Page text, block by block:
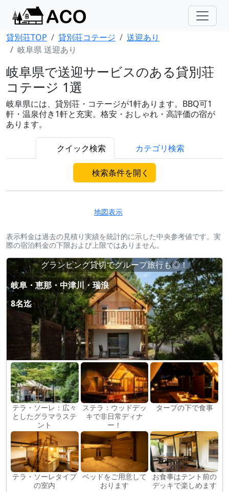
貸別荘TOP 貸別荘コテージ
送迎あり
岐阜県 送迎あり
岐阜県で送迎サービスのある貸別荘
コテージ 1選
岐阜県には、貸別荘・コテージが1軒あります。BBQ可1
軒・温泉付き1軒と充実。格安・おしゃれ・高評価の宿が
あります。
クイック検索 カテゴリ検索
検索条件を開く
地図表示
表示料金は過去の見積り実績を統計的に示した中央参考値です。実
際の宿泊料金の下限および上限ではありません。
グランピング貸切でグループ旅行も◎！
岐阜・恵那・中津川・瑞浪
8名迄
テラ・ソーレ：広々
としたグラマラステ
ント
ステラ：ウッドデッ
キで非日常ディナ
ー！
タープの下で食事
テラ・ソーレタイプ
の室内
ベッドをご用意して
おります
お食事はテント前の
デッキで楽しめます